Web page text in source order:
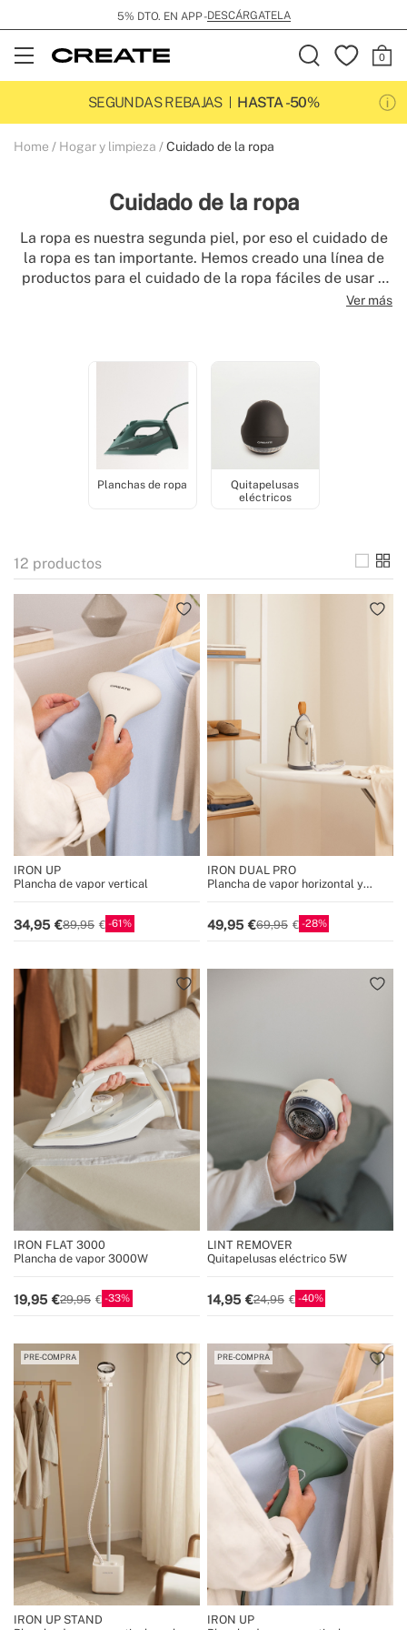
5% DTO. EN APP -DESCÁRGATELA
Open
Menu
SEGUNDAS REBAJAS
HASTA -50%
Home Hogar y limpieza Cuidado de la ropa
Cuidado de la ropa
La ropa es nuestra segunda piel, por eso el cuidado de
la ropa es tan importante. Hemos creado una línea de
productos para el cuidado de la ropa fáciles de usar y
con diseños sorprendentes. Descubre nuestro catálogo
Ver más
Planchas de ropa
Quitapelusas
eléctricos
12 productos
IRON UP
Plancha de vapor vertical
34,95 89,95 61
IRON DUAL PRO
Plancha de vapor horizontal y
49,95 69,95 28
IRON FLAT 3000
Plancha de vapor 3000W
19,95 29,95 33
LINT REMOVER
Quitapelusas eléctrico 5W
14,95 24,95 40
PRE-COMPRA
IRON UP STAND
PRE-COMPRA
IRON UP